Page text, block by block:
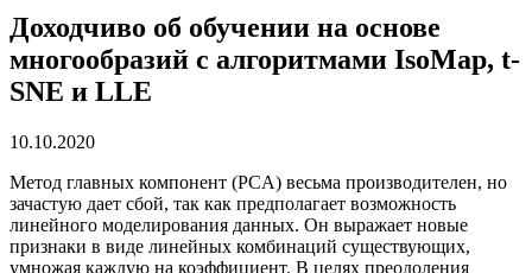
Доходчиво об обучении на основе
многообразий с алгоритмами IsoMap, t-
SNE и LLE
10.10.2020
Метод главных компонент (PCA) весьма производителен, но
зачастую дает сбой, так как предполагает возможность
линейного моделирования данных. Он выражает новые
признаки в виде линейных комбинаций существующих,
умножая каждую на коэффициент. В целях преодоления